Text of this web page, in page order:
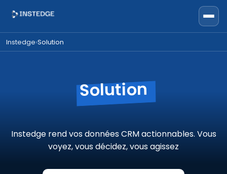
Instedge›Solution
Solution
Instedge rend vos données CRM actionnables. Vous
voyez, vous décidez, vous agissez